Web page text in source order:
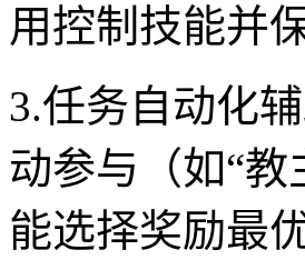
用控制技能并
3.任务自动化
动参与（如“
能选择奖励最